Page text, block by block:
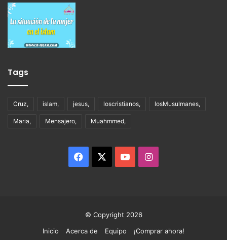
Tags
Cruz, islam, jesus, loscristianos, losMusulmanes,
Maria, Mensajero, Muahmmed,
Facebook YouTubeInstagram
© Copyright 2026
Inicio
Acerca de Equipo ¡Comprar ahora!